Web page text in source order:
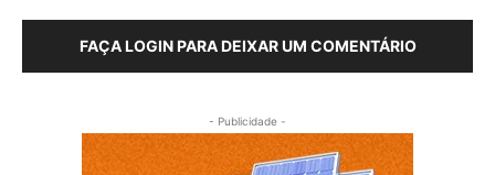
FAÇA LOGIN PARA DEIXAR UM COMENTÁRIO
- Publicidade -